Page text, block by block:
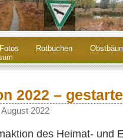
Fotos Rotbuchen
2022 –
August 2022
des Heimat- und